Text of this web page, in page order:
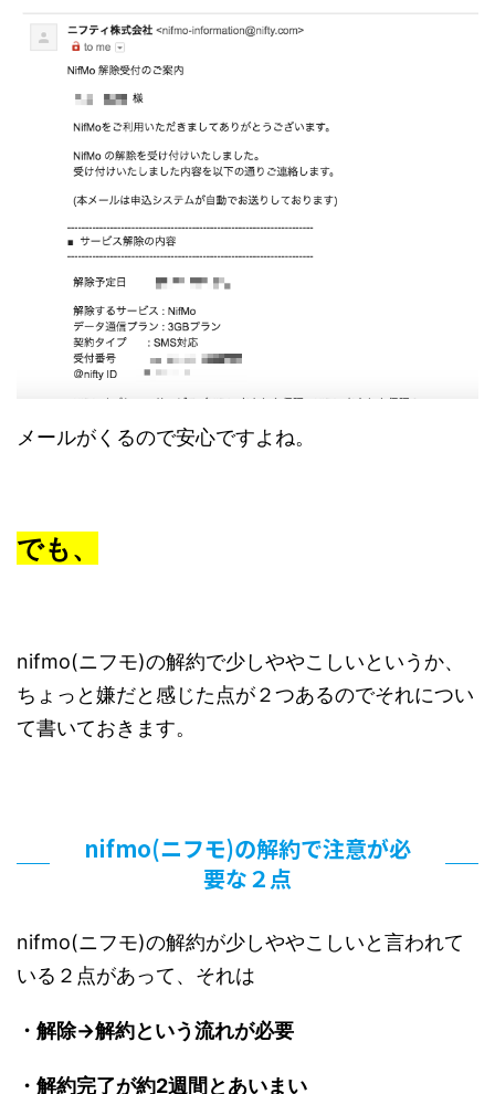
メールがくるので安心ですよね。
でも、
nifmo(ニフモ)の解約で少しややこしいというか、
ちょっと嫌だと感じた点が２つあるのでそれについ
て書いておきます。
nifmo(ニフモ)の解約で注意が必
要な２点
nifmo(ニフモ)の解約が少しややこしいと言われて
いる２点があって、それは
・解除→解約という流れが必要
・解約完了が約2週間とあいまい